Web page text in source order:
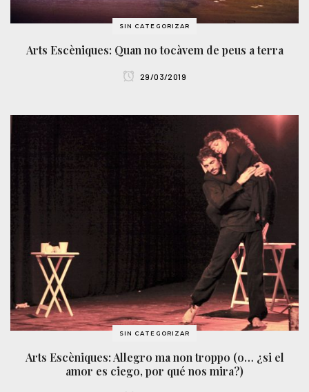
SIN CATEGORIZAR
Arts Escèniques: Quan no tocàvem de peus a terra
29/03/2019
SIN CATEGORIZAR
Arts Escèniques: Allegro ma non troppo (o… ¿si el
amor es ciego, por qué nos mira?)